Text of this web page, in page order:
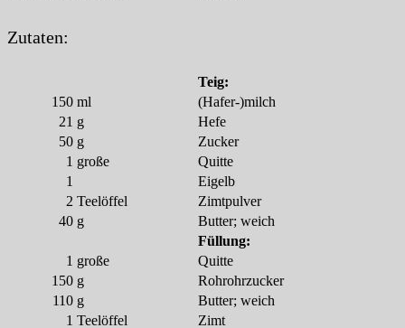
Zutaten:
Teig:
150 ml
(Hafer-)milch
21 g
Hefe
50 g
Zucker
1 große
Quitte
1
Eigelb
2 Teelöffel
Zimtpulver
40 g
Butter; weich
Füllung:
1 große
Quitte
150 g
Rohrohrzucker
110 g
Butter; weich
1 Teelöffel
Zimt